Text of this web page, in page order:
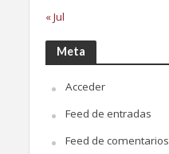
« Jul
Meta
Acceder
Feed de entradas
Feed de comentarios